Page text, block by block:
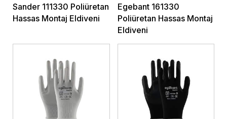
Sander 111330 Poliüretan
Hassas Montaj Eldiveni
Egebant 161330
Poliüretan Hassas Montaj
Eldiveni